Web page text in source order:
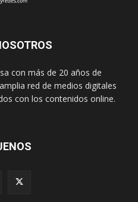
con más de 20 años de
red de medios digitales
con los contenidos online.